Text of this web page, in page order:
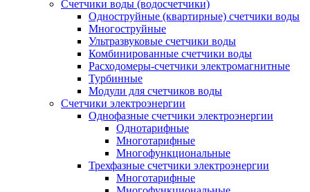
Счетчики воды (водосчетчики)
Одноструйные (квартирные) счетчики воды
Многоструйные
Ультразвуковые счетчики воды
Комбинированные счетчики воды
Расходомеры-счетчики электромагнитные
Турбинные
Модули для счетчиков воды
Счетчики электроэнергии
Однофазные счетчики электроэнергии
Однотарифные
Многотарифные
Многофункциональные
Трехфазные счетчики электроэнергии
Многотарифные